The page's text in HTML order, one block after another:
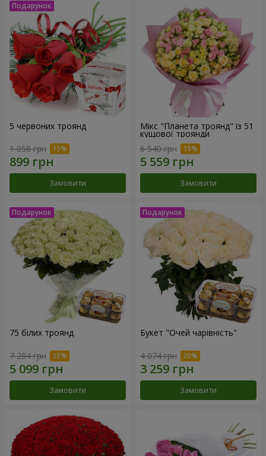
5 червоних троянд
1 058 грн
Замовити
Мікс "Планета троянд" із 51
кущової троянди
6 540 грн
Замовити
75 білих троянд
7 284 грн
Замовити
Букет "Очей чарівність"
4 074 грн
Замовити